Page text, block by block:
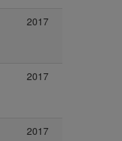
2017
2017
2017